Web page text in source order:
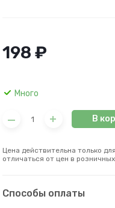
198 ₽
Много
В
Цена действительна только
отличаться от цен в
Способы оплаты